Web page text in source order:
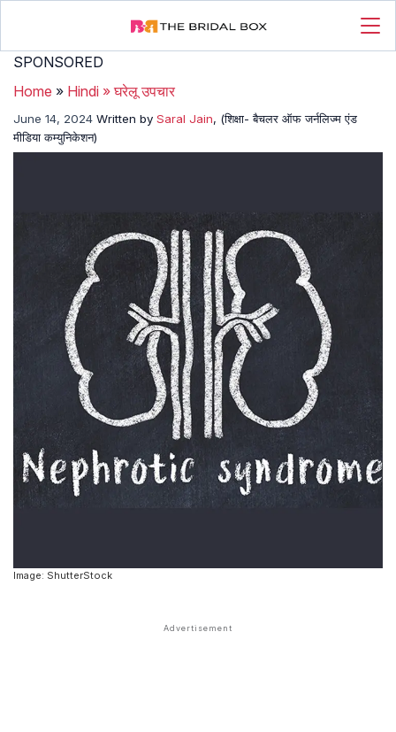
SPONSORED
Home » Hindi »घरेलू उपचार
June 14, 2024 Written by Saral Jain, (शिक्षा- बैचलर ऑफ जर्नलिज्म एंड
मीडिया कम्युनिकेशन)
Image: ShutterStock